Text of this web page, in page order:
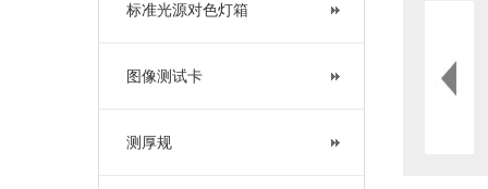
标准光源对色灯箱
图像测试卡
测厚规